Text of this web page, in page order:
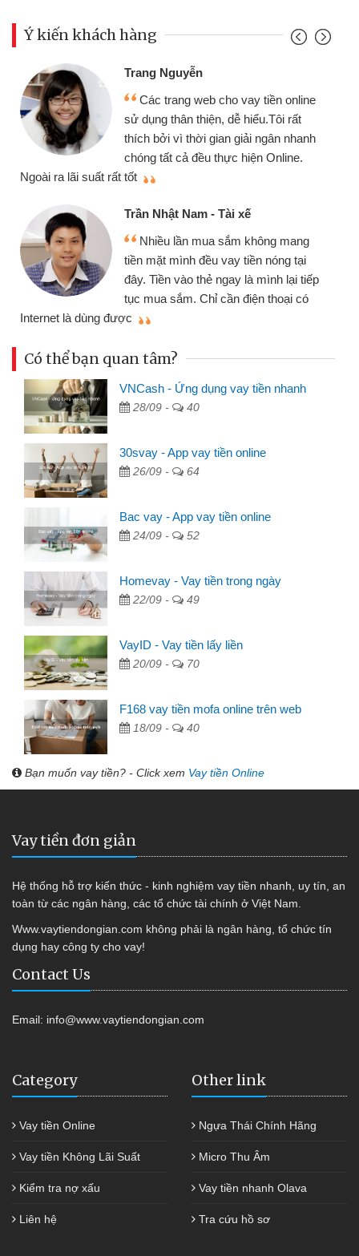
Ý kiến khách hàng
Trang Nguyễn
Các trang web cho vay tiền online
sử dụng thân thiện, dễ hiểu.Tôi rất
thích bởi vì thời gian giải ngân nhanh
chóng tất cả đều thực hiện Online.
Ngoài ra lãi suất rất tốt
Trần Nhật Nam - Tài xế
Nhiều lần mua sắm không mang
tiền mặt mình đều vay tiền nóng tại
đây. Tiền vào thẻ ngay là mình lại tiếp
tục mua sắm. Chỉ cần điện thoại có
Internet là dùng được
Có thể bạn quan tâm?
VNCash - Ứng dụng vay tiền nhanh
28/09 - 40
30svay - App vay tiền online
26/09 - 64
Bac vay - App vay tiền online
24/09 - 52
Homevay - Vay tiền trong ngày
22/09 - 49
VayID - Vay tiền lấy liền
20/09 - 70
F168 vay tiền mofa online trên web
18/09 - 40
Bạn muốn vay tiền? - Click xem Vay tiền Online
Vay tiền đơn giản
Hệ thống hỗ trợ kiến thức - kinh nghiệm vay tiền nhanh, uy tín, an
toàn từ các ngân hàng, các tổ chức tài chính ở Việt Nam.
Www.vaytiendongian.com không phải là ngân hàng, tổ chức tín
dụng hay công ty cho vay!
Contact Us
Email: info@www.vaytiendongian.com
Category
Vay tiền Online
Vay tiền Không Lãi Suất
Kiểm tra nợ xấu
Liên hệ
Other link
Ngựa Thái Chính Hãng
Micro Thu Âm
Vay tiền nhanh Olava
Tra cứu hồ sơ